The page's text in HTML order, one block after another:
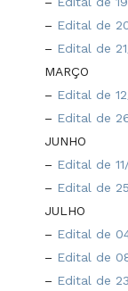
– Edital de
– Edital de
MARÇO
– Edital de
– Edital de
JUNHO
– Edital de
– Edital de
JULHO
– Edital de
– Edital de
– Edital de